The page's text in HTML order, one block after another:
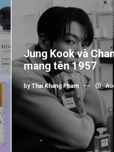
Jung Kook và
mang tên 1957
byThai Khang Pham